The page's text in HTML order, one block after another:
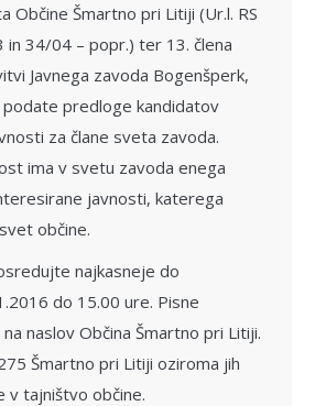
Občine Šmartno pri Litiji (Ur.l. RS
34/04 – popr.) ter 13. člena
Javnega zavoda Bogenšperk,
predloge kandidatov
za člane sveta zavoda.
ima v svetu zavoda enega
javnosti, katerega
občine.
najkasneje do
do 15.00 ure. Pisne
naslov Občina Šmartno pri Litiji.
Šmartno pri Litiji oziroma jih
v tajništvo občine.